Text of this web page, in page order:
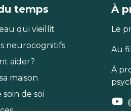
temps
qui vieillit
neurocognitifs
aider?
maison
de soi
À
Le
Au
À